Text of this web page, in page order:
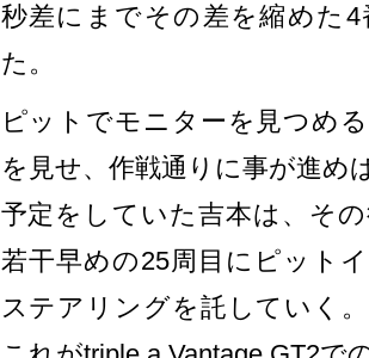
秒差にまでその差を縮めた
た。
ピットでモニターを見つめ
を見せ、作戦通りに事が進め
予定をしていた吉本は、そ
若干早めの25周目にピット
ステアリングを託していく